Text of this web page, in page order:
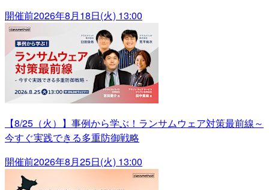
開催前2026年8月18日(火) 13:00
【8/25（火）】事例から学ぶ！ランサムウェア対策最前線～
今すぐ実践できる多重防御戦略
開催前2026年8月25日(火) 13:00